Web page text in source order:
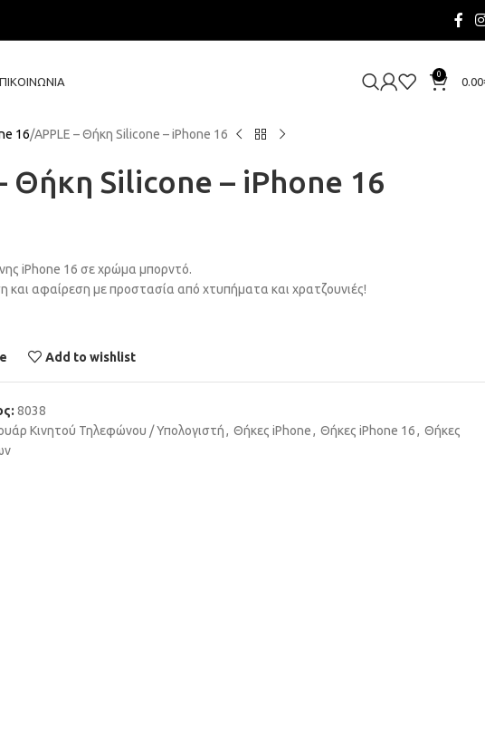
0
0.00
16 APPLE – Θήκη Silicone – iPhone 16
Θήκη Silicone – iPhone 16
iPhone 16 σε χρώμα μπορντό.
και αφαίρεση με προστασία από χτυπήματα και χρατζουνιές!
Add to wishlist
8038
Κινητού Τηλεφώνου / Υπολογιστή, Θήκες iPhone, Θήκες iPhone 16, Θήκες